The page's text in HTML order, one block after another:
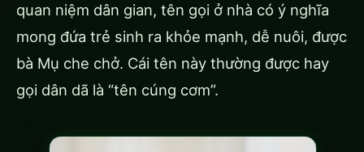
quan niệm dân gian, tên gọi ở nhà có ý nghĩa
mong đứa trẻ sinh ra khỏe mạnh, dễ nuôi, được
bà Mụ che chở. Cái tên này thường được hay
gọi dân dã là “tên cúng cơm”.